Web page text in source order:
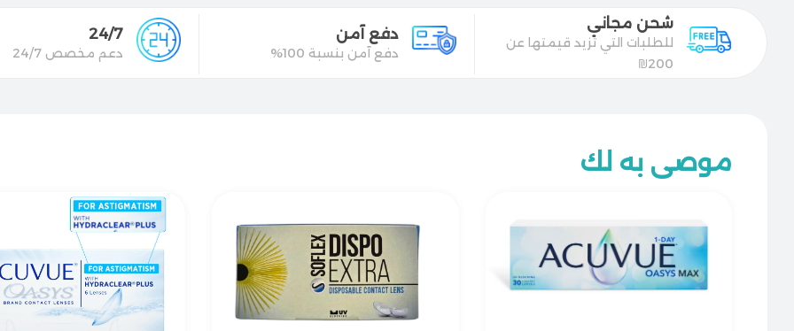
شحن مجاني
للطلبات التي تزيد قيمتها عن
200₪
دفع آمن
دفع آمن بنسبة 100%
24/7
دعم مخصص 24/7
موصى به لك